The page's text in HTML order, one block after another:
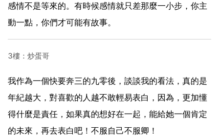
感情不是等來的。有時候感情就只差那麼一小步，你主
動一點，你們才可能有故事。
3樓：炒蛋哥
我作為一個快要奔三的九零後，談談我的看法，真的是
年紀越大，對喜歡的人越不敢輕易表白，因為，更加懂
得什麼是責任，如果真的想好在一起，能給她一個肯定
的未來，再去表白吧！不服自己不服卿！